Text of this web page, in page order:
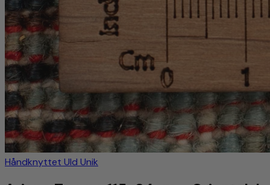
Håndknyttet Uld Unik